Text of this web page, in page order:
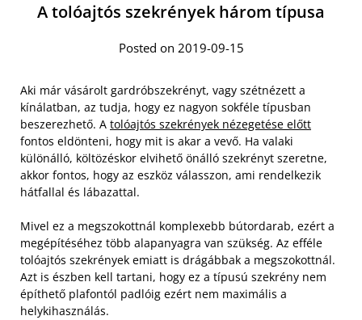
A tolóajtós szekrények három típusa
Posted on 2019-09-15
Aki már vásárolt gardróbszekrényt, vagy szétnézett a
kínálatban, az tudja, hogy ez nagyon sokféle típusban
beszerezhető. A tolóajtós szekrények nézegetése előtt
fontos eldönteni, hogy mit is akar a vevő. Ha valaki
különálló, költözéskor elvihető önálló szekrényt szeretne,
akkor fontos, hogy az eszköz válasszon, ami rendelkezik
hátfallal és lábazattal.
Mivel ez a megszokottnál komplexebb bútordarab, ezért a
megépítéséhez több alapanyagra van szükség. Az efféle
tolóajtós szekrények emiatt is drágábbak a megszokottnál.
Azt is észben kell tartani, hogy ez a típusú szekrény nem
építhető plafontól padlóig ezért nem maximális a
helykihasználás.